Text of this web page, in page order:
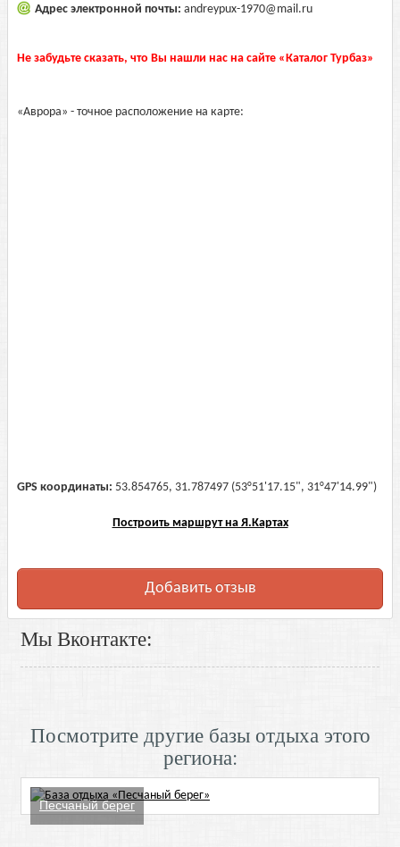
Адрес электронной почты: andreypux-1970@mail.ru
Не забудьте сказать, что Вы нашли нас на сайте «Каталог Турбаз»
«Аврора» - точное расположение на карте:
GPS координаты: 53.854765, 31.787497 (53°51'17.15", 31°47'14.99")
Построить маршрут на Я.Картах
Добавить отзыв
Мы Вконтакте:
Посмотрите другие базы отдыха этого
региона:
Песчаный берег